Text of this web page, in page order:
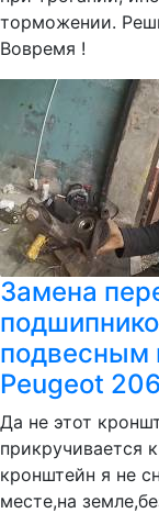
торможении.
Вовремя !
Замена
подвесным
Peugeot
Да не этот
прикручивается
кронштейн я не
месте,на